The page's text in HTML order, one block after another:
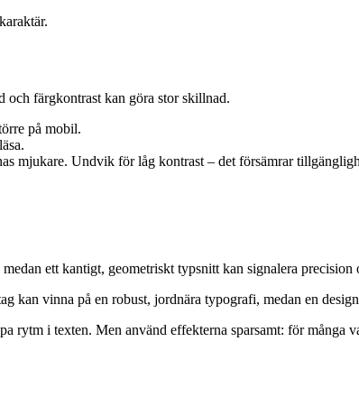
och färgkontrast kan göra stor skillnad.
på mobil.
mjukare. Undvik för låg kontrast – det försämrar
ett kantigt, geometriskt typsnitt kan signalera precision
vinna på en robust, jordnära typografi, medan en
rytm i texten. Men använd effekterna sparsamt: för många